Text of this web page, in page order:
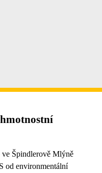
ve Špindlerově Mlýně
od environmentální